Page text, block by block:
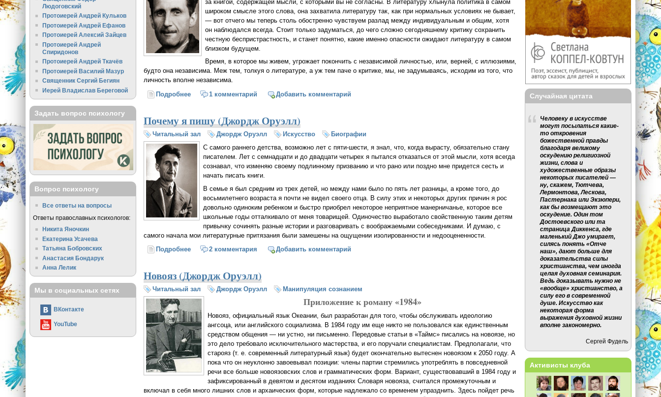
за книгой, содержащей мысли, с которыми вы не согласны. В литературу хлынула политика в самом
широком смысле этого слова, она захватила литературу так, как при нормальных условиях не бывает,
— вот отчего мы теперь столь обостренно чувствуем разлад между индивидуальным и общим, хотя
он наблюдался всегда. Стоит только задуматься, до чего сложно сегодняшнему критику сохранить
честную беспристрастность, и станет понятно, какие именно опасности ожидают литературу в самом
близком будущем.
Время, в которое мы живем, угрожает покончить с независимой личностью, или, верней, с иллюзиями,
будто она независима. Меж тем, толкуя о литературе, а уж тем паче о критике, мы, не задумываясь, исходим из того, что
личность вполне независима.
Подробнеео Литература и тоталитаризм (Джордж Оруэлл)
1 комментарий Добавить комментарий
Почему я пишу (Джордж Оруэлл)
Читальный зал Джордж Оруэлл Искусство
Биографии
С самого раннего детства, возможно лет с пяти-шести, я знал, что, когда вырасту, обязательно стану
писателем. Лет с семнадцати и до двадцати четырех я пытался отказаться от этой мысли, хотя всегда
сознавал, что изменяю своему подлинному призванию и что рано или поздно мне придется сесть и
начать писать книги.
В семье я был средним из трех детей, но между нами было по пять лет разницы, а кроме того, до
восьмилетнего возраста я почти не видел своего отца. В силу этих и некоторых других причин я рос
довольно одиноким ребенком и быстро приобрел некоторое неприятное манерничанье, которое все
школьные годы отталкивало от меня товарищей. Одиночество выработало свойственную таким детям
привычку сочинять разные истории и разговаривать с воображаемыми собеседниками. И думаю, с
самого начала мои литературные притязания были замешены на ощущении изолированности и недооцененности.
Подробнеео Почему я пишу (Джордж Оруэлл)
2 комментария Добавить комментарий
Новояз (Джордж Оруэлл)
Читальный зал Джордж Оруэлл Манипуляция сознанием
Приложение к роману «1984»
Новояз, официальный язык Океании, был разработан для того, чтобы обслуживать идеологию
ангсоца, или английского социализма. В 1984 году им еще никто не пользовался как единственным
средством общения — ни устно, ни письменно. Передовые статьи в «Таймс» писались на новоязе, но
это дело требовало исключительного мастерства, и его поручали специалистам. Предполагали, что
старояз (т. е. современный литературный язык) будет окончательно вытеснен новоязом к 2050 году. А
пока что он неуклонно завоевывал позиции: члены партии стремились употреблять в повседневной
речи все больше новоязовских слов и грамматических форм. Вариант, существовавший в 1984 году и
зафиксированный в девятом и десятом изданиях Словаря новояза, считался промежуточным и
включал в себя много лишних слов и архаических форм, которые надлежало со временем упразднить. Здесь пойдет речь
Людоговский
Протоиерей Андрей Кульков
Протоиерей Андрей Ефанов
Протоиерей Алексий Зайцев
Протоиерей Андрей
Спиридонов
Протоиерей Андрей Ткачёв
Протоиерей Василий Мазур
Священник Сергий Бегиян
Иерей Владислав Береговой
Задать вопрос психологу
Вопрос психологу
Все ответы на вопросы
Ответы православных психологов:
Никита Яночкин
Екатерина Усачева
Татьяна Бобровских
Анастасия Бондарук
Анна Лелик
Мы в социальных сетях
ВКонтакте
YouTube
Случайная цитата
Человеку в искусстве
могут посылаться какие-
то откровения
божественной правды
благодаря великому
оскудению религиозной
жизни, слова и
художественные образы
некоторых писателей —
ну, скажем, Тютчева,
Лермонтова, Лескова,
Пастернака или Экзюпери,
как бы возмещают это
оскудение. Один том
Достоевского или та
страница Диккенса, где
маленький Джо умирает,
силясь понять «Отче
наш», дают больше для
доказательства силы
христианства, чем иногда
целая духовная семинария.
Ведь доказывать нужно не
«вообще» христианство, а
силу его в современной
душе. Искусство как
некоторая форма
выражения духовной жизни
вполне закономерно.
Сергей Фудель
Активисты клуба